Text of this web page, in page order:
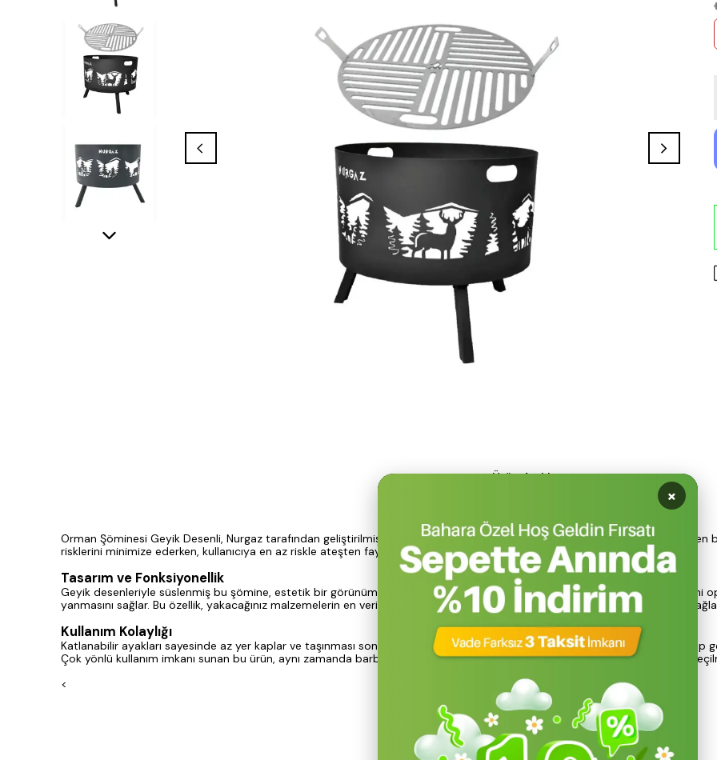
Ürün Açıklaması
Orman Şöminesi Geyik Desenli, Nurgaz tarafından geliştirilmiş, doğada ateş yakma deneyimini güvenli ve verimli hale getiren
risklerini minimize ederken, kullanıcıya en az riskle ateşten faydalanma imkanı sunar.
Tasarım ve Fonksiyonellik
Geyik desenleriyle süslenmiş bu şömine, estetik bir görünüm sunarak kamp alanınızı şık bir şekilde dekore eder. Hava girişini
yanmasını sağlar. Bu özellik, yakacağınız malzemelerin en verimli şekilde yanmasına olanak tanır, böylece enerji tasarrufu
Kullanım Kolaylığı
Katlanabilir ayakları sayesinde az yer kaplar ve taşınması son derece kolaydır. Tutuşu ile ızgaranızı rahatlıkla taşıyabilir,
Çok yönlü kullanım imkanı sunan bu ürün, aynı zamanda barbekü olarak da kullanılabilir, bu da onu kamp severler için
<
Devamını Göster